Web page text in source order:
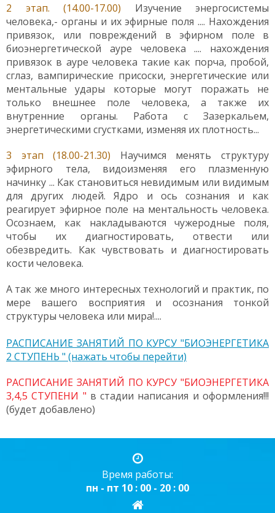
2 этап. (14.00-17.00) Изучение энергосистемы
человека,- органы и их эфирные поля .... Нахождения
привязок, или повреждений в эфирном поле в
биоэнергетической ауре человека .... нахождения
привязок в ауре человека такие как порча, пробой,
сглаз, вампирические присоски, энергетические или
ментальные удары которые могут поражать не
только внешнее поле человека, а также их
внутренние органы. Работа с Зазеркальем,
энергетическими сгустками, изменяя их плотность...
3 этап (18.00-21.30) Научимся менять структуру
эфирного тела, видоизменяя его плазменную
начинку ... Как становиться невидимым или видимым
для других людей. Ядро и ось сознания и как
реагирует эфирное поле на ментальность человека.
Осознаем, как накладываются чужеродные поля,
чтобы их диагностировать, отвести или
обезвредить. Как чувствовать и диагностировать
кости человека.
А так же много интересных технологий и практик, по
мере вашего восприятия и осознания тонкой
структуры человека или мира!....
РАСПИСАНИЕ ЗАНЯТИЙ ПО КУРСУ "БИОЭНЕРГЕТИКА
2 СТУПЕНЬ " (нажать чтобы перейти)
РАСПИСАНИЕ ЗАНЯТИЙ ПО КУРСУ "БИОЭНЕРГЕТИКА
3,4,5 СТУПЕНИ " в стадии написания и оформления!!!
(будет добавлено)
Время работы:
пн - пт 10 : 00 - 20 : 00